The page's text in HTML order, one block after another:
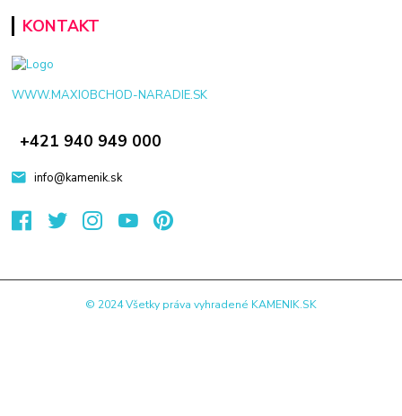
KONTAKT
WWW.MAXIOBCHOD-NARADIE.SK
+421 940 949 000
info@kamenik.sk
© 2024 Všetky práva vyhradené KAMENIK.SK